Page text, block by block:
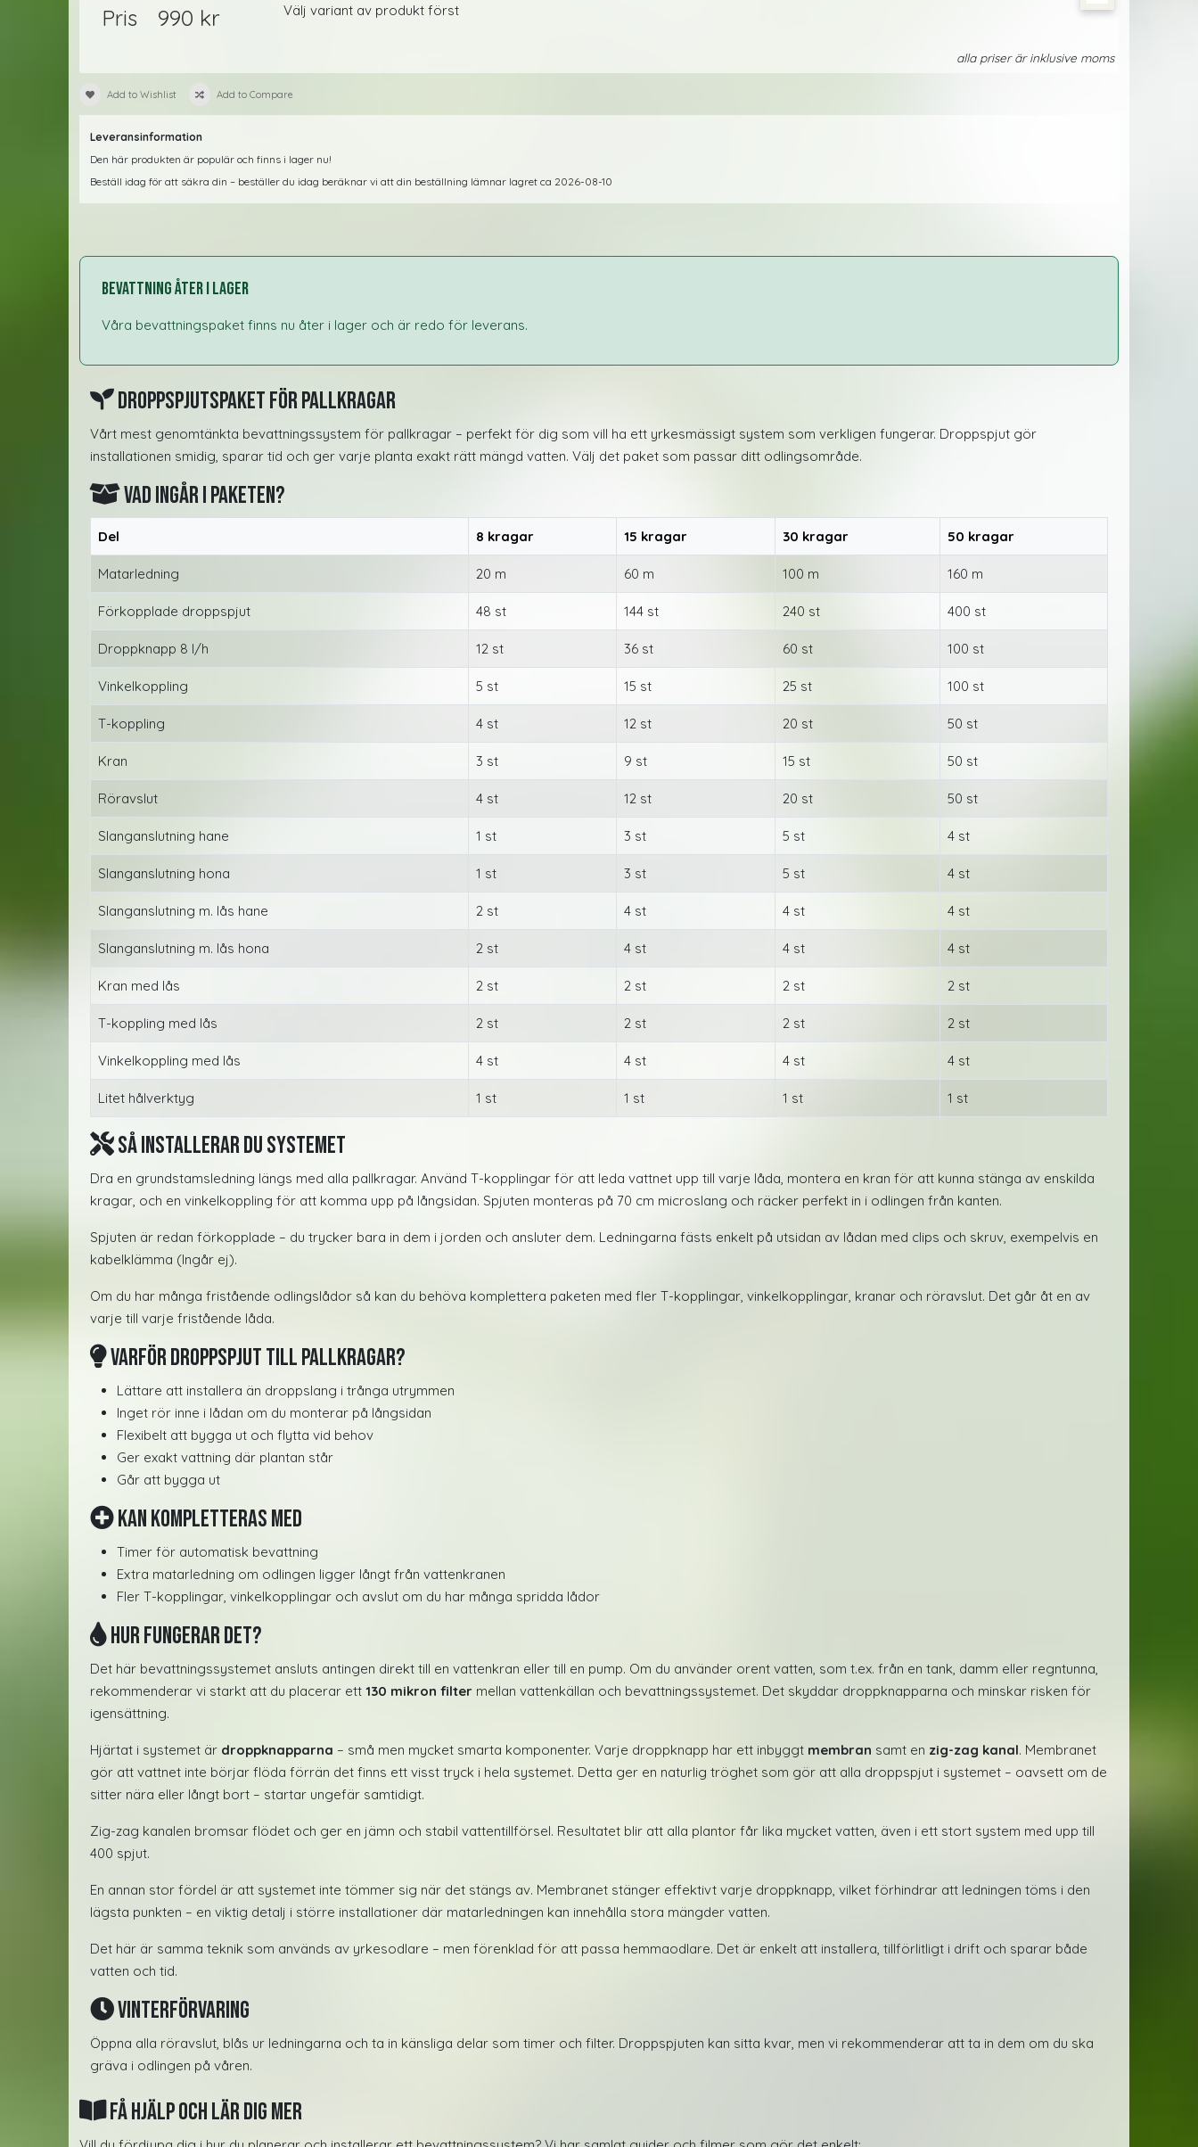
Pris 990 kr Välj variant av produkt först
alla priser är inklusive moms
Add to Wishlist Add to Compare
Leveransinformation
Den här produkten är populär och finns i lager nu!
Beställ idag för att säkra din – beställer du idag beräknar vi att din beställning lämnar lagret ca 2026-08-10
Bevattning åter i lager
Våra bevattningspaket finns nu åter i lager och är redo för leverans.
Droppspjutspaket för pallkragar
Vårt mest genomtänkta bevattningssystem för pallkragar – perfekt för dig som vill ha ett yrkesmässigt system som verkligen fungerar. Droppspjut gör
installationen smidig, sparar tid och ger varje planta exakt rätt mängd vatten. Välj det paket som passar ditt odlingsområde.
Vad ingår i paketen?
Del 8 kragar 15 kragar 30 kragar 50 kragar
Matarledning 20 m 60 m 100 m 160 m
Förkopplade droppspjut 48 st 144 st 240 st 400 st
Droppknapp 8 l/h 12 st 36 st 60 st 100 st
Vinkelkoppling 5 st 15 st 25 st 100 st
T-koppling 4 st 12 st 20 st 50 st
Kran 3 st 9 st 15 st 50 st
Röravslut 4 st 12 st 20 st 50 st
Slanganslutning hane 1 st 3 st 5 st 4 st
Slanganslutning hona 1 st 3 st 5 st 4 st
Slanganslutning m. lås hane 2 st 4 st 4 st 4 st
Slanganslutning m. lås hona 2 st 4 st 4 st 4 st
Kran med lås 2 st 2 st 2 st 2 st
T-koppling med lås 2 st 2 st 2 st 2 st
Vinkelkoppling med lås 4 st 4 st 4 st 4 st
Litet hålverktyg 1 st 1 st 1 st 1 st
Så installerar du systemet
Dra en grundstamsledning längs med alla pallkragar. Använd T-kopplingar för att leda vattnet upp till varje låda, montera en kran för att kunna stänga av enskilda
kragar, och en vinkelkoppling för att komma upp på långsidan. Spjuten monteras på 70 cm microslang och räcker perfekt in i odlingen från kanten.
Spjuten är redan förkopplade – du trycker bara in dem i jorden och ansluter dem. Ledningarna fästs enkelt på utsidan av lådan med clips och skruv, exempelvis en
kabelklämma (Ingår ej).
Om du har många fristående odlingslådor så kan du behöva komplettera paketen med fler T-kopplingar, vinkelkopplingar, kranar och röravslut. Det går åt en av
varje till varje fristående låda.
Varför droppspjut till pallkragar?
Lättare att installera än droppslang i trånga utrymmen
Inget rör inne i lådan om du monterar på långsidan
Flexibelt att bygga ut och flytta vid behov
Ger exakt vattning där plantan står
Går att bygga ut
Kan kompletteras med
Timer för automatisk bevattning
Extra matarledning om odlingen ligger långt från vattenkranen
Fler T-kopplingar, vinkelkopplingar och avslut om du har många spridda lådor
Hur fungerar det?
Det här bevattningssystemet ansluts antingen direkt till en vattenkran eller till en pump. Om du använder orent vatten, som t.ex. från en tank, damm eller regntunna,
rekommenderar vi starkt att du placerar ett 130 mikron filter mellan vattenkällan och bevattningssystemet. Det skyddar droppknapparna och minskar risken för
igensättning.
Hjärtat i systemet är droppknapparna – små men mycket smarta komponenter. Varje droppknapp har ett inbyggt membran samt en zig-zag kanal. Membranet
gör att vattnet inte börjar flöda förrän det finns ett visst tryck i hela systemet. Detta ger en naturlig tröghet som gör att alla droppspjut i systemet – oavsett om de
sitter nära eller långt bort – startar ungefär samtidigt.
Zig-zag kanalen bromsar flödet och ger en jämn och stabil vattentillförsel. Resultatet blir att alla plantor får lika mycket vatten, även i ett stort system med upp till
400 spjut.
En annan stor fördel är att systemet inte tömmer sig när det stängs av. Membranet stänger effektivt varje droppknapp, vilket förhindrar att ledningen töms i den
lägsta punkten – en viktig detalj i större installationer där matarledningen kan innehålla stora mängder vatten.
Det här är samma teknik som används av yrkesodlare – men förenklad för att passa hemmaodlare. Det är enkelt att installera, tillförlitligt i drift och sparar både
vatten och tid.
Vinterförvaring
Öppna alla röravslut, blås ur ledningarna och ta in känsliga delar som timer och filter. Droppspjuten kan sitta kvar, men vi rekommenderar att ta in dem om du ska
gräva i odlingen på våren.
Få hjälp och lär dig mer